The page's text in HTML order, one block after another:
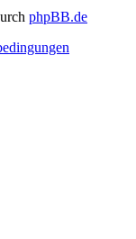
phpBB.de